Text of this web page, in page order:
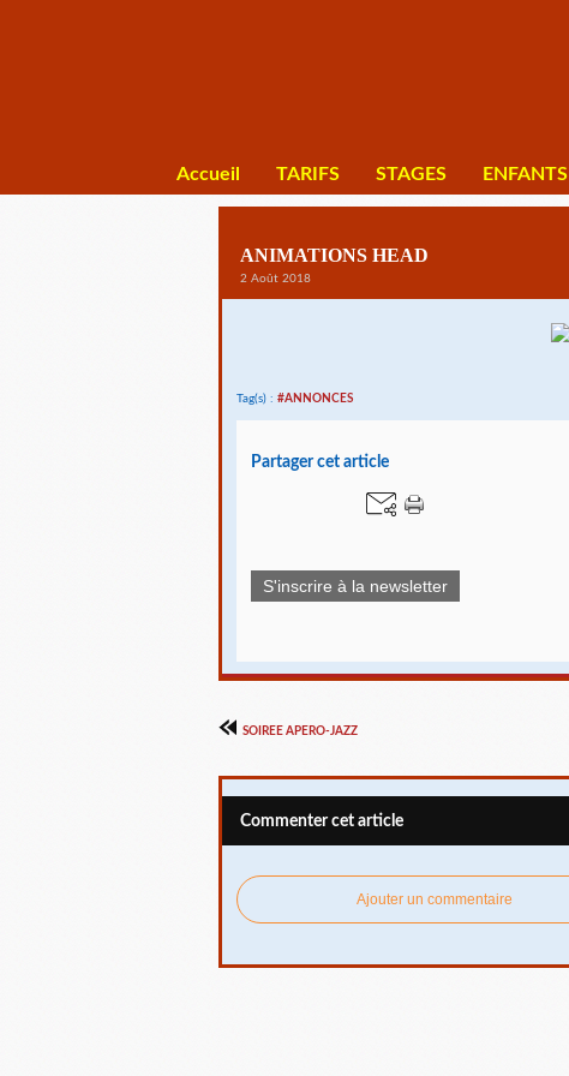
Accueil TARIFS STAGES ENFANTS
ANIMATIONS HEAD
2 Août 2018
Tag(s) : #ANNONCES
Partager cet article
S'inscrire à la newsletter
SOIREE APERO-JAZZ
Commenter cet article
Ajouter un commentaire